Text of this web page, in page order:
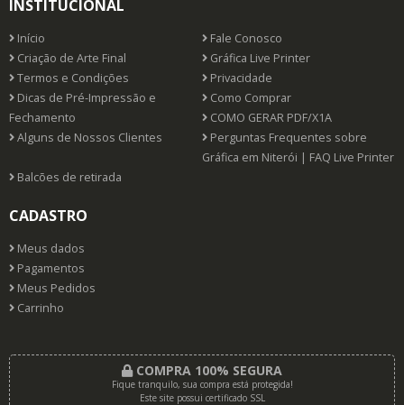
INSTITUCIONAL
Início
Fale Conosco
Criação de Arte Final
Gráfica Live Printer
Termos e Condições
Privacidade
Dicas de Pré-Impressão e
Fechamento
Como Comprar
COMO GERAR PDF/X1A
Alguns de Nossos Clientes
Perguntas Frequentes sobre
Gráfica em Niterói | FAQ Live Printer
Balcões de retirada
CADASTRO
Meus dados
Pagamentos
Meus Pedidos
Carrinho
COMPRA 100% SEGURA
Fique tranquilo, sua compra está protegida!
Este site possui certificado SSL